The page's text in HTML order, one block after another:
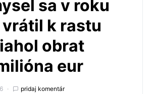
sa v roku
k rastu
obrat
eur
pridaj komentár